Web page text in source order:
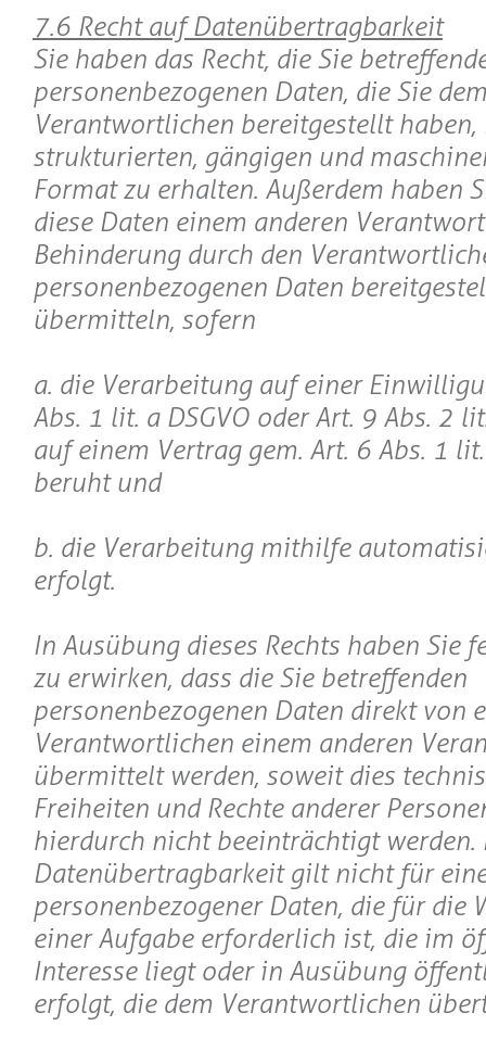
7.6 Recht auf Datenübertragbarkeit
Sie haben das Recht, die Sie
personenbezogenen Daten, die Sie dem
Verantwortlichen bereitgestellt haben,
strukturierten, gängigen und
Format zu erhalten. Außerdem haben
diese Daten einem anderen
Behinderung durch den
personenbezogenen Daten
übermitteln, sofern
a. die Verarbeitung auf einer
Abs. 1 lit. a DSGVO oder Art. 9 Abs. 2
auf einem Vertrag gem. Art. 6 Abs. 1 lit.
beruht und
b. die Verarbeitung mithilfe
erfolgt.
In Ausübung dieses Rechts haben Sie
zu erwirken, dass die Sie betreffenden
personenbezogenen Daten direkt von
Verantwortlichen einem anderen
übermittelt werden, soweit dies
Freiheiten und Rechte anderer
hierdurch nicht beeinträchtigt werden.
Datenübertragbarkeit gilt nicht für
personenbezogener Daten, die für die
einer Aufgabe erforderlich ist, die im
Interesse liegt oder in Ausübung
erfolgt, die dem Verantwortlichen